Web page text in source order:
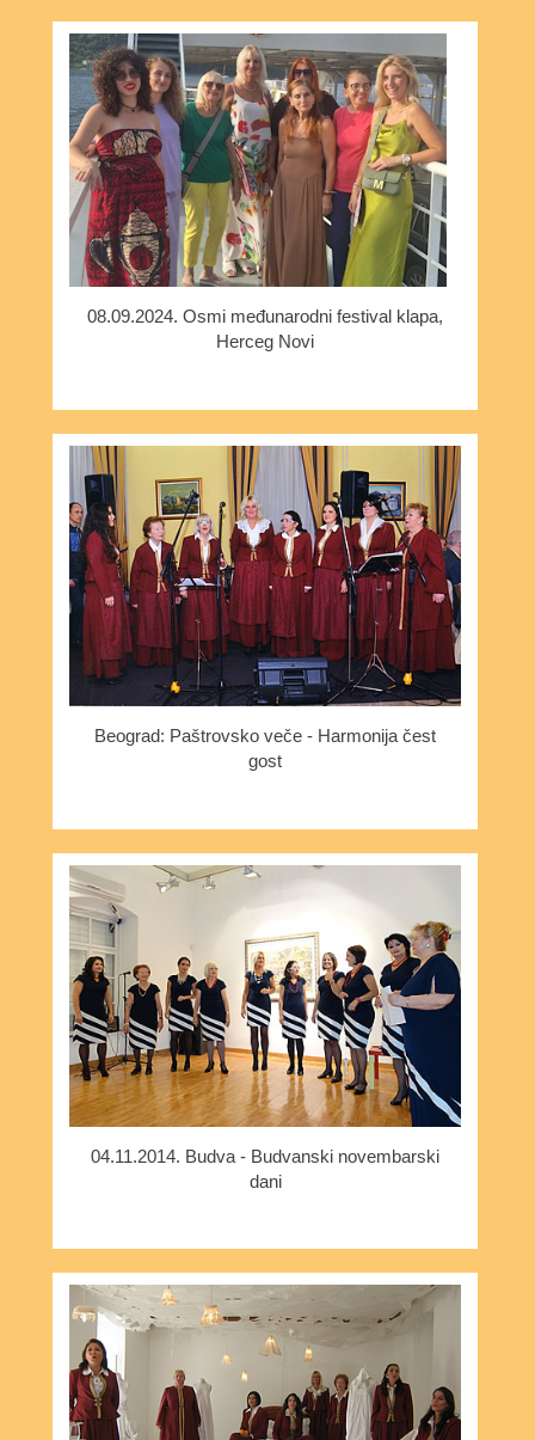
08.09.2024. Osmi međunarodni festival klapa,
Herceg Novi
Beograd: Paštrovsko veče - Harmonija čest
gost
04.11.2014. Budva - Budvanski novembarski
dani